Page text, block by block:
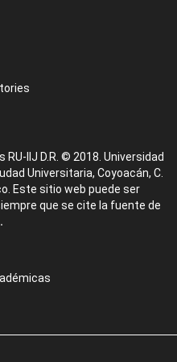
IIJ D.R. © 2018. Universidad
Universitaria, Coyoacán, C.
Este sitio web puede ser
que se cite la fuente de